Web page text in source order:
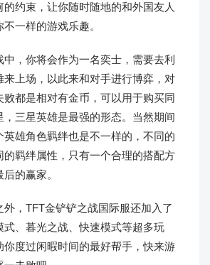
约束，让你随时随地的和外国友人
一样的游戏乐趣。
，你将会作为一名奕士，需要去利
来上场，以此来和对手进行博弈，对
败都是相对有金币，可以用于购买同
，三星英雄是最强的形态。当然期间
英雄角色羁绊也是不一样的，不同的
的羁绊属性，只有一个合理的搭配方
的赢家。
外，TFT金铲铲之战国际服还加入了
式、暮光之战、快速模式等超多玩
你度过闲暇时间的最好帮手，快来游